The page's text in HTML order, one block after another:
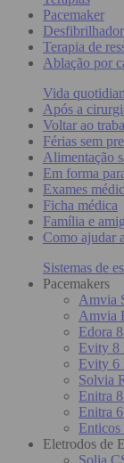
Pacemaker
Terapia de
Ablação por
Vida
Após a
Voltar ao
Férias sem
Alimentação
Em forma
Exames
Ficha médica
Família e
Como ajudar
Sistemas de
Pacemakers
Amvia
Amvia
Edora
Evity 8
Evity 6
Solvia
Enitra
Enitra
Eletrodos de
Solia